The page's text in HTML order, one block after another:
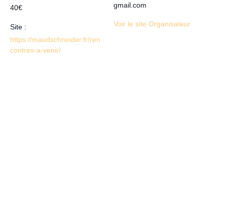
40€
Site :
https://maudschneider.fr/ren
contres-a-venir/
gmail.com
Voir le site Organisateur